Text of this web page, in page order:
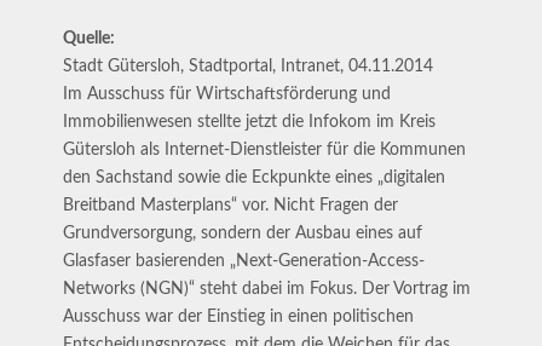
Quelle:
Stadt Gütersloh, Stadtportal, Intranet, 04.11.2014
Im Ausschuss für Wirtschaftsförderung und
Immobilienwesen stellte jetzt die Infokom im Kreis
Gütersloh als Internet-Dienstleister für die Kommunen
den Sachstand sowie die Eckpunkte eines „digitalen
Breitband Masterplans“ vor. Nicht Fragen der
Grundversorgung, sondern der Ausbau eines auf
Glasfaser basierenden „Next-Generation-Access-
Networks (NGN)“ steht dabei im Fokus. Der Vortrag im
Ausschuss war der Einstieg in einen politischen